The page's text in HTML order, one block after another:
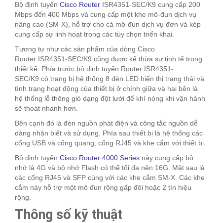
Bộ định tuyến Cisco Router ISR4351-SEC/K9 cung cấp 200
Mbps đến 400 Mbps và cung cấp một khe mô-đun dịch vụ
nâng cao (SM-X), hỗ trợ cho cả mô-đun dịch vụ đơn và kép
cung cấp sự linh hoạt trong các tùy chọn triển khai.
Tương tự như các sản phẩm của dòng Cisco
Router ISR4351-SEC/K9 cũng được kế thừa sự tinh tế trong
thiết kế. Phía trước bộ định tuyến Router ISR4351-
SEC/K9 có trang bị hệ thống 8 đèn LED hiển thị trạng thái và
tình trạng hoạt động của thiết bị ở chính giữa và hai bên là
hệ thống lỗ thông gió dạng đột lưới để khí nóng khi vận hành
sẽ thoát nhanh hơn.
Bên cạnh đó là đèn nguồn phát điện và công tắc nguồn dễ
dàng nhận biết và sử dụng. Phía sau thiết bị là hệ thống các
cổng USB và cổng quang, cổng RJ45 và khe cắm với thiết bị.
Bộ định tuyến Cisco Router 4000 Series này cung cấp bộ
nhớ là 4G và bộ nhớ Flash có thể tối đa nên 16G. Mặt sau là
các cổng RJ45 và SFP cùng với các khe cắm SM-X. Các khe
cắm này hỗ trợ một mô đun rộng gấp đôi hoặc 2 tín hiệu
rộng.
Thông số kỹ thuật